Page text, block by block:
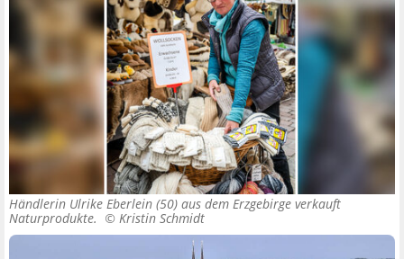
Händlerin Ulrike Eberlein (50) aus dem Erzgebirge verkauft
Naturprodukte. © Kristin Schmidt